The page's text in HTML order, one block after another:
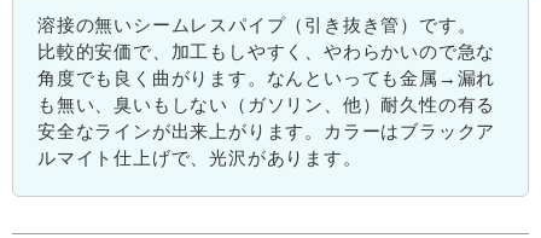
溶接の無いシームレスパイプ（引き抜き管）です。
比較的安価で、加工もしやすく、やわらかいので急な
角度でも良く曲がります。なんといっても金属→漏れ
も無い、臭いもしない（ガソリン、他）耐久性の有る
安全なラインが出来上がります。カラーはブラックア
ルマイト仕上げで、光沢があります。